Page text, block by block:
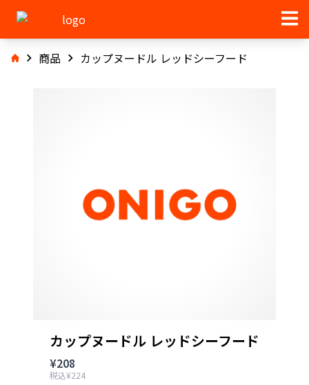
商品 カップヌードル レッドシーフード
カップヌードル レッドシーフード
¥208
税込¥224